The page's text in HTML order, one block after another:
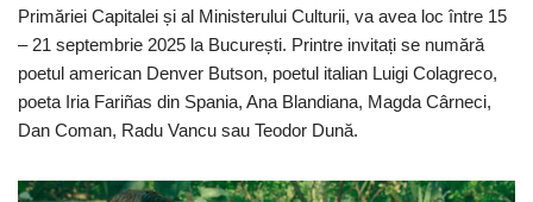
Primăriei Capitalei și al Ministerului Culturii, va avea loc între 15
– 21 septembrie 2025 la București. Printre invitați se numără
poetul american Denver Butson, poetul italian Luigi Colagreco,
poeta Iria Fariñas din Spania, Ana Blandiana, Magda Cârneci,
Dan Coman, Radu Vancu sau Teodor Dună.